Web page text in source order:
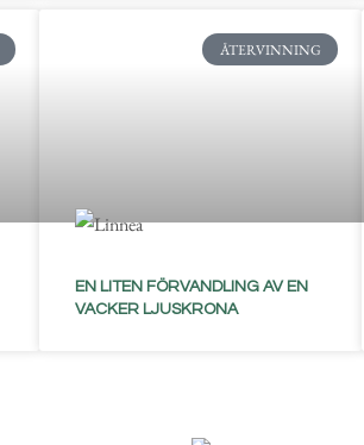
ÅTERVINNING
EN LITEN FÖRVANDLING AV EN
VACKER LJUSKRONA